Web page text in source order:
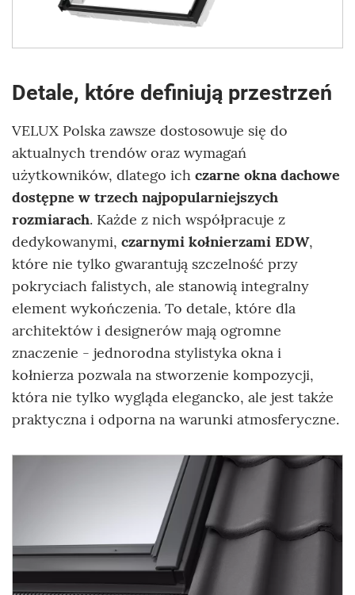
Detale, które definiują przestrzeń
VELUX Polska zawsze dostosowuje się do
aktualnych trendów oraz wymagań
użytkowników, dlatego ich czarne okna dachowe
dostępne w trzech najpopularniejszych
rozmiarach. Każde z nich współpracuje z
dedykowanymi, czarnymi kołnierzami EDW,
które nie tylko gwarantują szczelność przy
pokryciach falistych, ale stanowią integralny
element wykończenia. To detale, które dla
architektów i designerów mają ogromne
znaczenie - jednorodna stylistyka okna i
kołnierza pozwala na stworzenie kompozycji,
która nie tylko wygląda elegancko, ale jest także
praktyczna i odporna na warunki atmosferyczne.